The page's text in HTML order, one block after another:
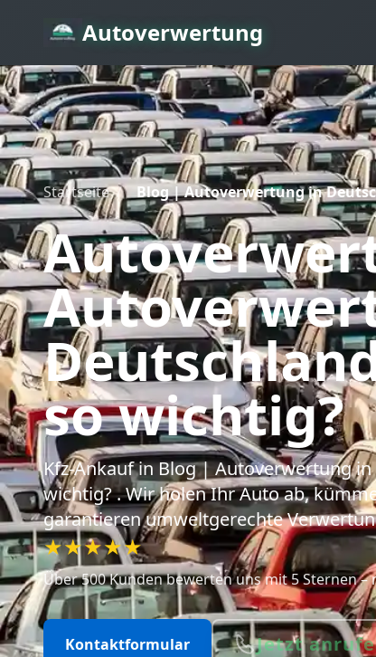
Autoverwertung
Startseite / Blog | Autoverwertung in
so wichtig?
Kfz-Ankaufin Blog | Autoverwertung
wichtig?. Wir holen Ihr Auto ab,
garantieren umweltgerechte
★★★★★
Über 500 Kunden bewerten uns mit 5 Sternen
Kontaktformular Jetzt